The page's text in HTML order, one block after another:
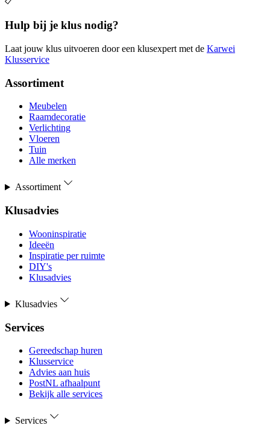
Hulp bij je klus nodig?
Laat jouw klus uitvoeren door een klusexpert met de Karwei
Klusservice
Assortiment
Meubelen
Raamdecoratie
Verlichting
Vloeren
Tuin
Alle merken
Assortiment
Klusadvies
Wooninspiratie
Ideeën
Inspiratie per ruimte
DIY's
Klusadvies
Klusadvies
Services
Gereedschap huren
Klusservice
Advies aan huis
PostNL afhaalpunt
Bekijk alle services
Services